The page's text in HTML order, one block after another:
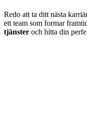
Redo att ta ditt nästa
ett team som formar
tjänster och hitta din